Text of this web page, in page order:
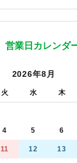
営業日カレンダ
2026年8月
火 水 木
4 5 6
11 12 13